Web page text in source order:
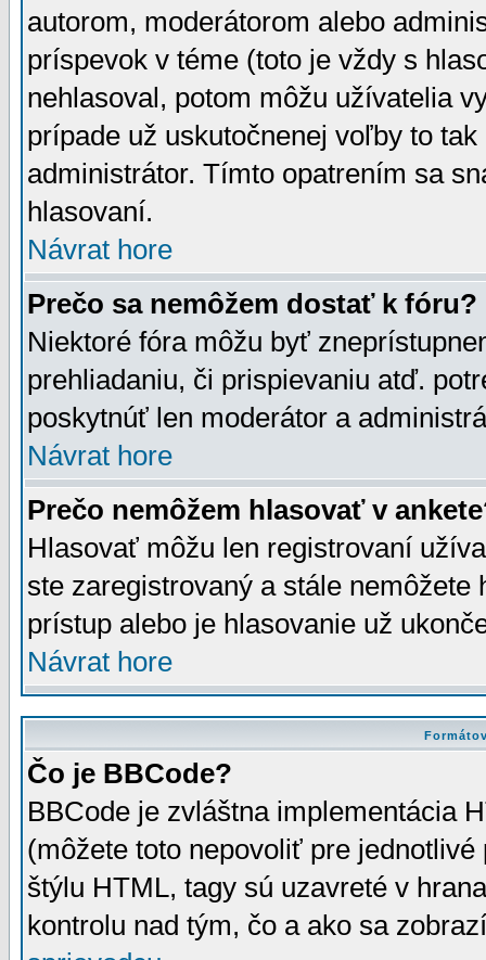
autorom, moderátorom alebo
príspevok v téme (toto je vždy s
nehlasoval, potom môžu užívatelia
prípade už uskutočnenej voľby to
administrátor. Tímto opatrením sa
hlasovaní.
Návrat hore
Prečo sa nemôžem dostať k fóru?
Niektoré fóra môžu byť
prehliadaniu, či prispievaniu atď.
poskytnúť len moderátor a
Návrat hore
Prečo nemôžem hlasovať v
Hlasovať môžu len registrovaní
ste zaregistrovaný a stále
prístup alebo je hlasovanie už
Návrat hore
Čo je BBCode?
BBCode je zvláštna implementácia
(môžete toto nepovoliť pre
štýlu HTML, tagy sú uzavreté v
kontrolu nad tým, čo a ako sa